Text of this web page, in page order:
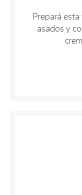
Prepará
asados y